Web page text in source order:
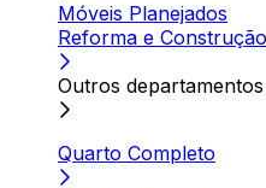
Móveis Planejados
Reforma e Construção
Outros departamentos
Quarto Completo